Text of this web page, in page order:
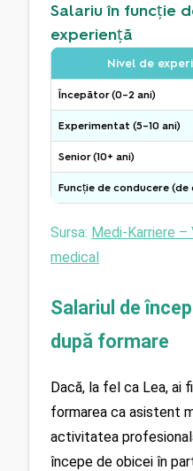
Salariu în funcție
experiență
Nivel de
Începător (0–2 ani)
Experimentat (5–10 ani)
Senior (10+ ani)
Funcție de conducere (de
Sursa: Medi-Karriere
medical
Salariul de
după formare
Dacă, la fel ca Lea, ai
formarea ca asistent
activitatea
începe de obicei în